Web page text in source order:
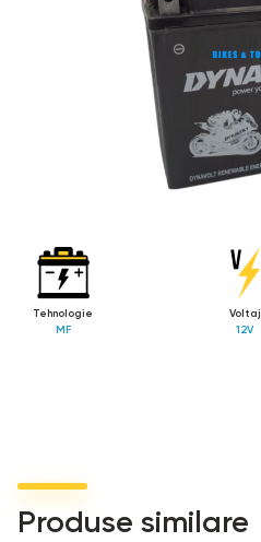
Tehnologie
MF
Voltaj
12V
Produse similare